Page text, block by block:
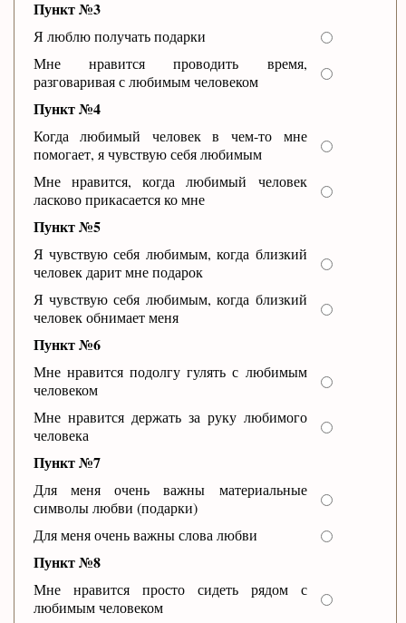
Пункт №3
Я люблю получать подарки
Мне нравится проводить время,
разговаривая с любимым человеком
Пункт №4
Когда любимый человек в чем-то мне
помогает, я чувствую себя любимым
Мне нравится, когда любимый человек
ласково прикасается ко мне
Пункт №5
Я чувствую себя любимым, когда близкий
человек дарит мне подарок
Я чувствую себя любимым, когда близкий
человек обнимает меня
Пункт №6
Мне нравится подолгу гулять с любимым
человеком
Мне нравится держать за руку любимого
человека
Пункт №7
Для меня очень важны материальные
символы любви (подарки)
Для меня очень важны слова любви
Пункт №8
Мне нравится просто сидеть рядом с
любимым человеком